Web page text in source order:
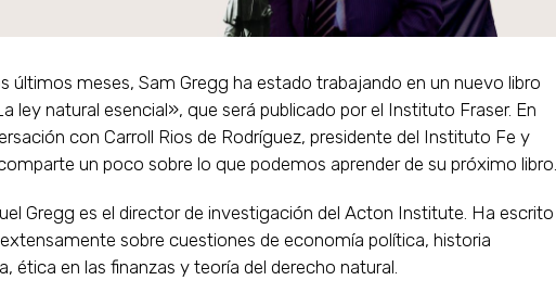
últimos meses, Sam Gregg ha estado trabajando en un nuevo libro
ley natural esencial», que será publicado por el Instituto Fraser. En
con Carroll Rios de Rodríguez, presidente del Instituto Fe y
un poco sobre lo que podemos aprender de su próximo libro.
Gregg es el director de investigación del Acton Institute. Ha escrito
sobre cuestiones de economía política, historia
ética en las finanzas y teoría del derecho natural.